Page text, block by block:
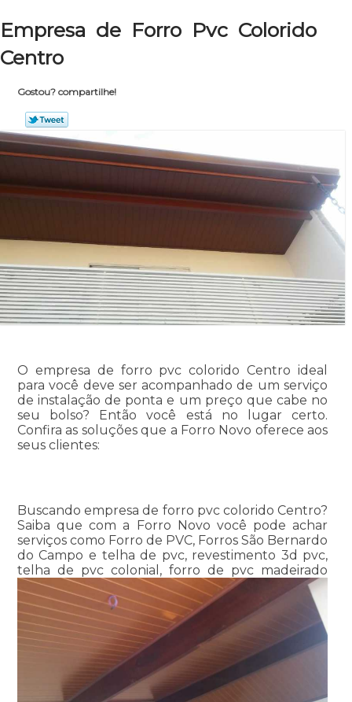
Empresa de Forro Pvc Colorido
Centro
Gostou? compartilhe!
O empresa de forro pvc colorido Centro ideal
para você deve ser acompanhado de um serviço
de instalação de ponta e um preço que cabe no
seu bolso? Então você está no lugar certo.
Confira as soluções que a Forro Novo oferece aos
seus clientes:
Buscando empresa de forro pvc colorido Centro?
Saiba que com a Forro Novo você pode achar
serviços como Forro de PVC, Forros São Bernardo
do Campo e telha de pvc, revestimento 3d pvc,
telha de pvc colonial, forro de pvc madeirado